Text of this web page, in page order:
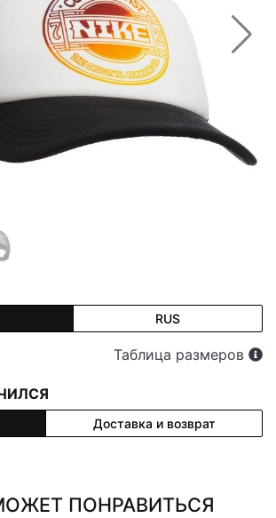
RUS
Таблица размеров
Доставка и возврат
ПОНРАВИТЬСЯ